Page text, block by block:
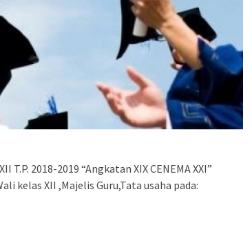
T.P. 2018-2019 “Angkatan XIX CENEMA XXI”
kelas XII ,Majelis Guru,Tata usaha pada: